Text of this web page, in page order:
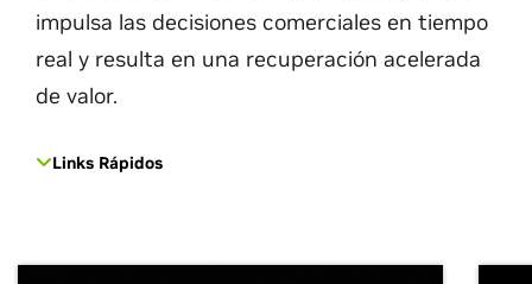
impulsa las decisiones comerciales en tiempo
real y resulta en una recuperación acelerada
de valor.
Links Rápidos